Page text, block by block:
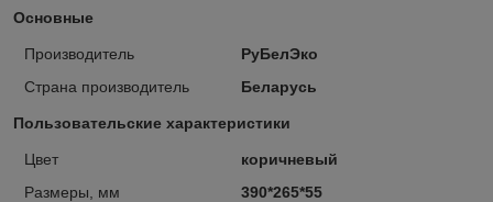
Основные
Производитель
РуБелЭко
Страна производитель
Беларусь
Пользовательские характеристики
Цвет
коричневый
Размеры, мм
390*265*55